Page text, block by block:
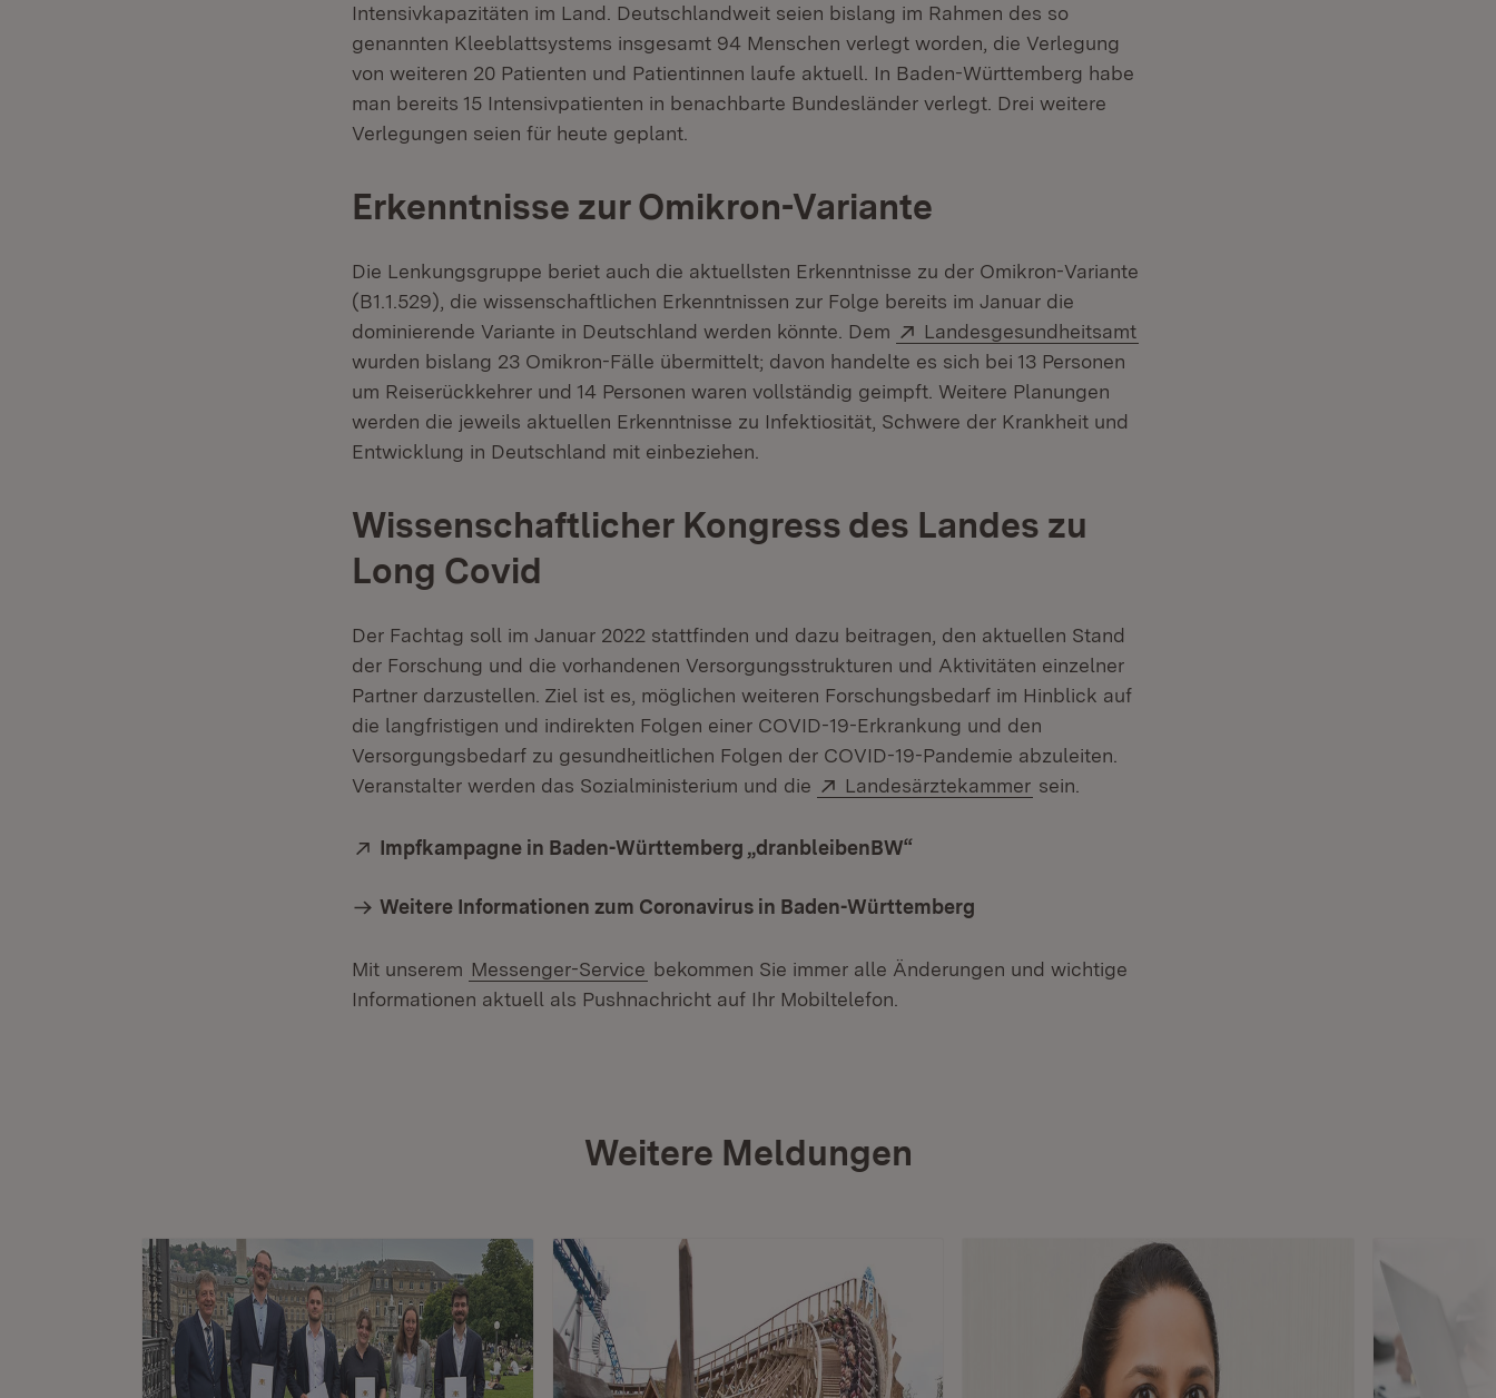
Intensivkapazitäten im Land. Deutschlandweit seien bislang im Rahmen des so
genannten Kleeblattsystems insgesamt 94 Menschen verlegt worden, die Verlegung
von weiteren 20 Patienten und Patientinnen laufe aktuell. In Baden-Württemberg habe
man bereits 15 Intensivpatienten in benachbarte Bundesländer verlegt. Drei weitere
Verlegungen seien für heute geplant.
Erkenntnisse zur Omikron-Variante
Die Lenkungsgruppe beriet auch die aktuellsten Erkenntnisse zu der Omikron-Variante
(B1.1.529), die wissenschaftlichen Erkenntnissen zur Folge bereits im Januar die
dominierende Variante in Deutschland werden könnte. Dem
Extern:
Landesgesundheitsamt
wurden bislang 23 Omikron-Fälle übermittelt; davon handelte es sich bei 13 Personen
um Reiserückkehrer und 14 Personen waren vollständig geimpft. Weitere Planungen
werden die jeweils aktuellen Erkenntnisse zu Infektiosität, Schwere der Krankheit und
Entwicklung in Deutschland mit einbeziehen.
Wissenschaftlicher Kongress des Landes zu
Long Covid
Der Fachtag soll im Januar 2022 stattfinden und dazu beitragen, den aktuellen Stand
der Forschung und die vorhandenen Versorgungsstrukturen und Aktivitäten einzelner
Partner darzustellen. Ziel ist es, möglichen weiteren Forschungsbedarf im Hinblick auf
die langfristigen und indirekten Folgen einer COVID-19-Erkrankung und den
Versorgungsbedarf zu gesundheitlichen Folgen der COVID-19-Pandemie abzuleiten.
Veranstalter werden das Sozialministerium und die
Extern:
Landesärztekammer (Öffnet in neuem Fenster)
sein.
Extern:
Impfkampagne in Baden-Württemberg „dranbleibenBW“
Weitere Informationen zum Coronavirus in Baden-Württemberg
Mit unserem Messenger-Service bekommen Sie immer alle Änderungen und wichtige
Informationen aktuell als Pushnachricht auf Ihr Mobiltelefon.
Weitere Meldungen